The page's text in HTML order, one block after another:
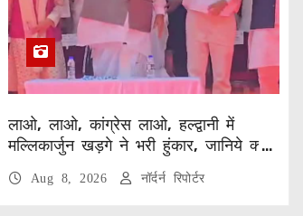
लाओ, लाओ, कांग्रेस लाओ, हल्द्वानी में
मल्लिकार्जुन खड़गे ने भरी हुंकार, जानिये क्या
Aug 8, 2026 नॉर्दर्न रिपोर्टर